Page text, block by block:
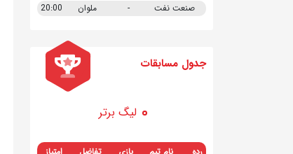
صنعت نفت
- ملوان 20:00
جدول مسابقات
لیگ برتر
رده نام تیم بازی تفاضل امتیاز